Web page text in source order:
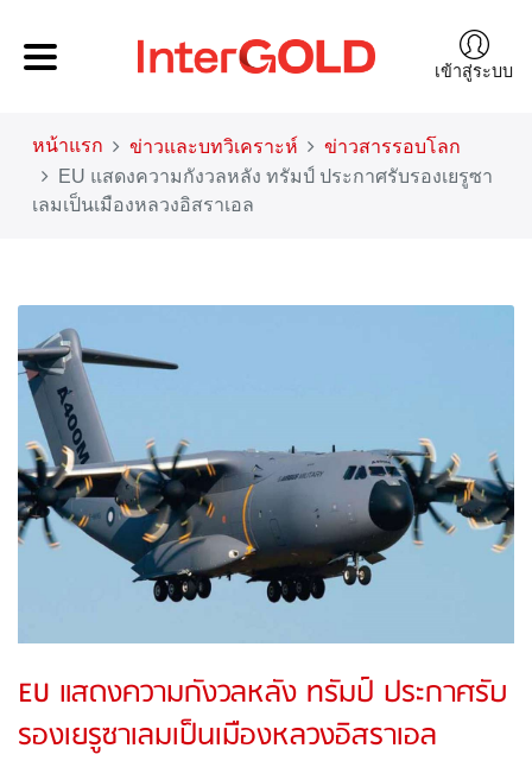
เข้าสู่ระบบ
หน้าแรก ข่าวและบทวิเคราะห์
ข่าวสารรอบโลก
EU แสดงความกังวลหลัง ทรัมป์ ประกาศรับรองเยรูซา
เลมเป็นเมืองหลวงอิสราเอล
EU แสดงความกังวลหลัง ทรัมป์ ประกาศรับ
รองเยรูซาเลมเป็นเมืองหลวงอิสราเอล